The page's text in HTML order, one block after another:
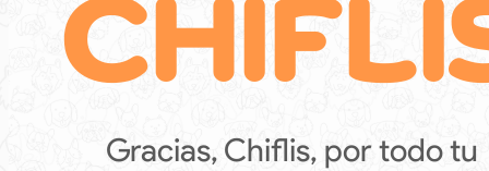
Gracias, Chiflis, por todo tu